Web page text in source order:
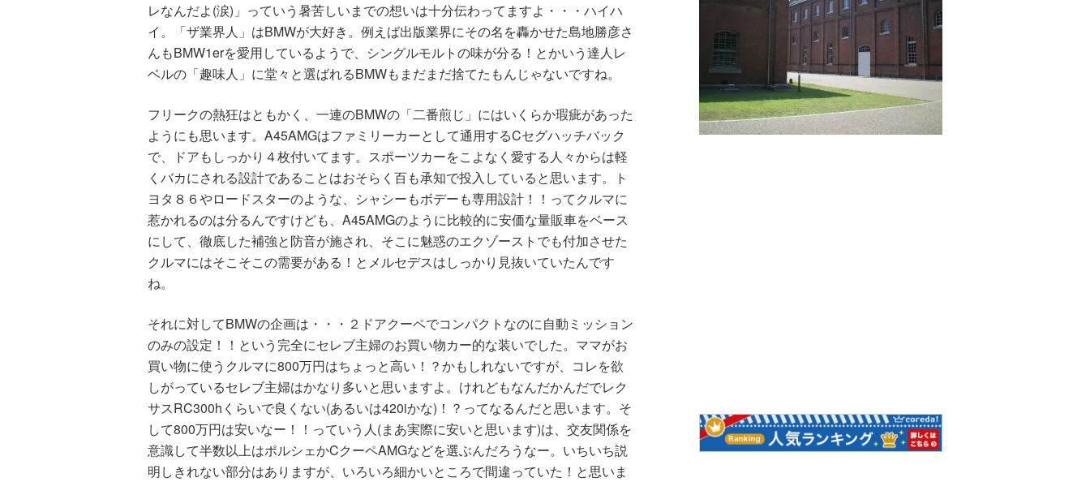
レなんだよ(涙)」っていう暑苦しいまでの想いは十分伝わってますよ・・・ハイハ
イ。「ザ業界人」はBMWが大好き。例えば出版業界にその名を轟かせた島地勝彦さ
んもBMW1erを愛用しているようで、シングルモルトの味が分る！とかいう達人レ
ベルの「趣味人」に堂々と選ばれるBMWもまだまだ捨てたもんじゃないですね。
フリークの熱狂はともかく、一連のBMWの「二番煎じ」にはいくらか瑕疵があった
ようにも思います。A45AMGはファミリーカーとして通用するCセグハッチバック
で、ドアもしっかり４枚付いてます。スポーツカーをこよなく愛する人々からは軽
くバカにされる設計であることはおそらく百も承知で投入していると思います。ト
ヨタ８６やロードスターのような、シャシーもボデーも専用設計！！ってクルマに
惹かれるのは分るんですけども、A45AMGのように比較的に安価な量販車をベース
にして、徹底した補強と防音が施され、そこに魅惑のエクゾーストでも付加させた
クルマにはそこそこの需要がある！とメルセデスはしっかり見抜いていたんです
ね。
それに対してBMWの企画は・・・２ドアクーペでコンパクトなのに自動ミッション
のみの設定！！という完全にセレブ主婦のお買い物カー的な装いでした。ママがお
買い物に使うクルマに800万円はちょっと高い！？かもしれないですが、コレを欲
しがっているセレブ主婦はかなり多いと思いますよ。けれどもなんだかんだでレク
サスRC300hくらいで良くない(あるいは420iかな)！？ってなるんだと思います。そ
して800万円は安いなー！！っていう人(まあ実際に安いと思います)は、交友関係を
意識して半数以上はポルシェかCクーペAMGなどを選ぶんだろうなー。いちいち説
明しきれない部分はありますが、いろいろ細かいところで間違っていた！と思いま